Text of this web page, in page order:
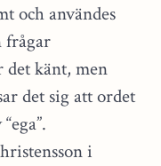
och användes
frågar
det känt, men
det sig att ordet
i